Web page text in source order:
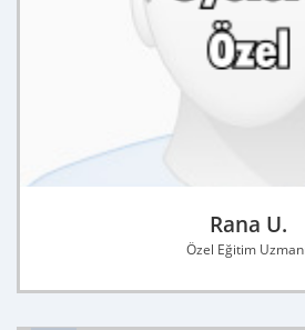
Rana U.
Özel Eğitim Uzmanı